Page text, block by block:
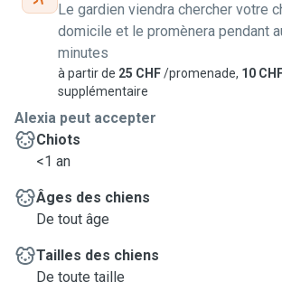
Le gardien viendra chercher votre
domicile et le promènera pendant
minutes
à partir de 25 CHF/promenade, 10
supplémentaire
Alexia peut accepter
Chiots
<1 an
Âges des chiens
De tout âge
Tailles des chiens
De toute taille